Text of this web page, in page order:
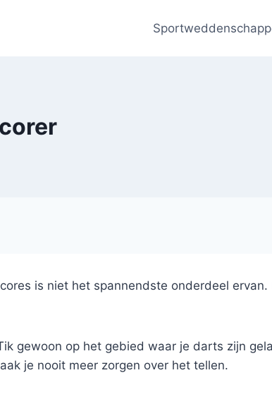
is niet het spannendste onderdeel ervan.
gewoon op het gebied waar je darts zijn
je nooit meer zorgen over het tellen.